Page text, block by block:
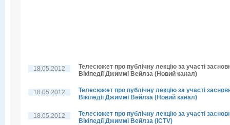
18.05.2012
Телесюжет про публічну лекцію за участі
Вікіпедії Джиммі Вейлза (Новий канал)
18.05.2012
Телесюжет про публічну лекцію за участі
Вікіпедії Джиммі Вейлза (Новий канал)
18.05.2012
Телесюжет про публічну лекцію за участі
Вікіпедії Джиммі Вейлза (ICTV)